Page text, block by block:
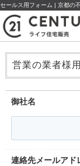
セールス用フォーム | 京都の
営業の業者様
御社名
連絡先メールアド